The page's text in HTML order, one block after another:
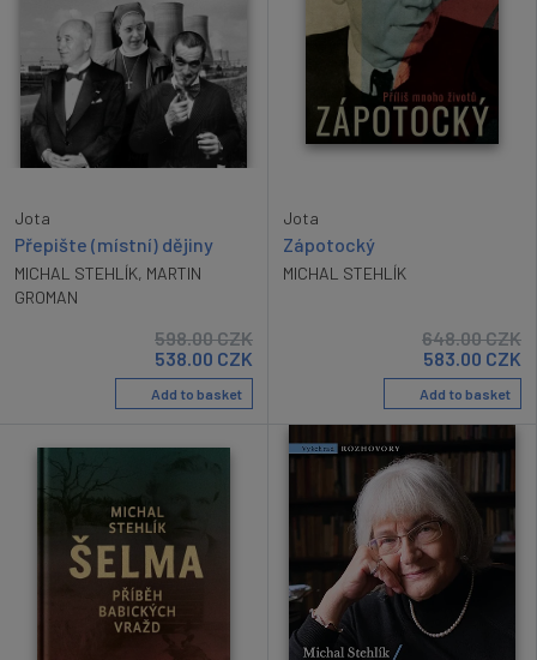
Jota
Přepište (místní) dějiny
MICHAL STEHLÍK, MARTIN
GROMAN
598.00CZK
538.00 CZK
Add to basket
Jota
Zápotocký
MICHAL STEHLÍK
648.00CZK
583.00 CZK
Add to basket